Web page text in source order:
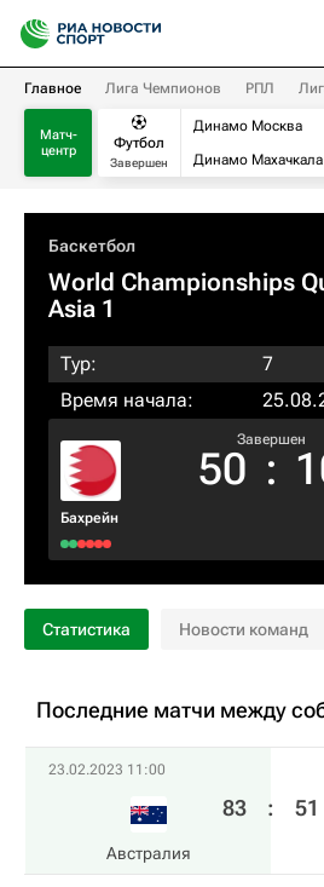
Главное Лига Чемпионов РПЛ
Матч-
центр
Футбол
Завершен
Динамо Москва
Динамо Махачкала
Баскетбол
World Championships
Asia 1
Тур:
7
Время начала:
Бахрейн
Завершен
50 :
Статистика Новости команд
Последние матчи между
23.02.2023 11:00
Австралия
83 : 51